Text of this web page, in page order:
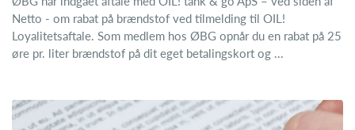
Netto - om rabat på brændstof ved tilmelding til OIL!
Loyalitetsaftale. Som medlem hos ØBG opnår du en rabat på 25
øre pr. liter brændstof på dit eget betalingskort og ...